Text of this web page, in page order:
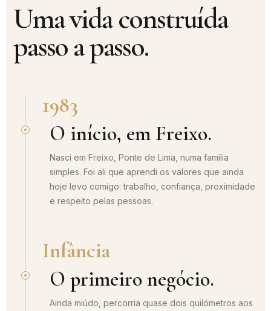
Uma vida construída
passo a passo.
1983
O início, em Freixo.
Nasci em Freixo, Ponte de Lima, numa família
simples. Foi ali que aprendi os valores que ainda
hoje levo comigo: trabalho, confiança, proximidade
e respeito pelas pessoas.
Infância
O primeiro negócio.
Ainda miúdo, percorria quase dois quilómetros aos